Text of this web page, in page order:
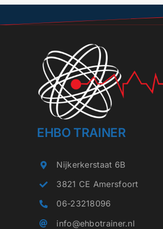
EHBO TRAINER
Nijkerkerstaat 6B
3821 CE Amersfoort
06-23218096
info@ehbotrainer.nl